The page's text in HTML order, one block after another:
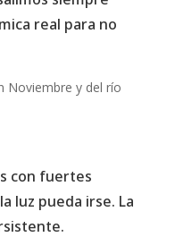
real para no
con fuertes
luz pueda irse. La